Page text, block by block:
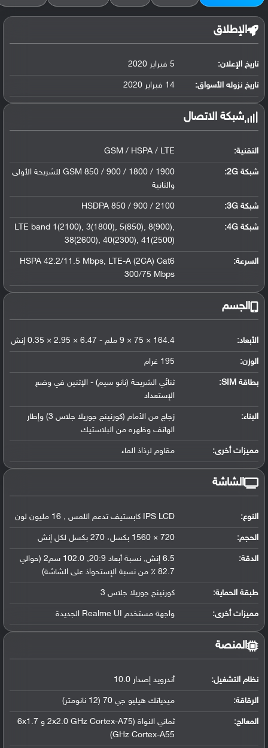
البطارية:
ليثيوم بوليمر سعة 5000 مللي أمبير, غير ق...
الإطلاق
تاريخ الإعلان: 5 فبراير 2020
تاريخ نزوله الأسواق: 14 فبراير 2020
شبكة الاتصال
التقنية: GSM / HSPA / LTE
شبكة 2G:
GSM 850 / 900 / 1800 / 1900 للشريحة الأولى
والثانية
شبكة 3G :
HSDPA 850 / 900 / 2100
شبكة 4G :
LTE band 1(2100), 3(1800), 5(850), 8(900),
38(2600), 40(2300), 41(2500)
السرعة:
HSPA 42.2/11.5 Mbps, LTE-A (2CA) Cat6
300/75 Mbps
الجسم
الأبعاد: 164.4 × 75 × 9 ملم - 6.47 × 2.95 × 0.35 إنش
الوزن: 195 غرام
بطاقة SIM:
ثنائي الشريحة (نانو سيم) - الإثنين في وضع
الإستعداد
البناء:
زجاج من الأمام (كورنينج جوريلا جلاس 3) وإطار
الهاتف وظهره من البلاستيك
مميزات أخرى: مقاوم لرذاذ الماء
الشاشة
النوع: IPS LCD كابستيف تدعم اللمس , 16 مليون لون
الحجم: 720 × 1560 بكسل، 270 بكسل لكل إنش
الدقة:
6.5 إنش, نسبة أبعاد 20:9, 102.0 سم2 (حوالي
82.7 ٪ من نسبة الإستحواذ على الشاشة)
طبقة الحماية: كورنينج جوريلا جلاس 3
مميزات أخرى: واجهة مستخدم Realme UI الجديدة
المنصة
نظام التشغيل: أندرويد إصدار 10.0
الرقاقة: ميدياتك هيليو جي 70 (12 نانومتر)
المعالج:
ثماني النواة (2x2.0 GHz Cortex-A75 و 6x1.7
GHz Cortex-A55)